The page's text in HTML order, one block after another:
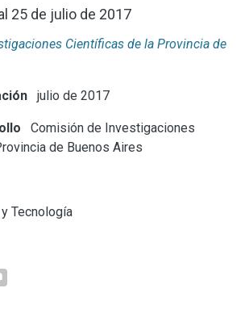
25 de julio de 2017
Científicas de la Provincia de
julio de 2017
Comisión de Investigaciones
de Buenos Aires
Tecnología